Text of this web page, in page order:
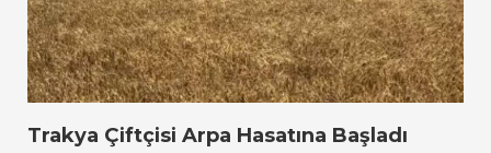
Trakya Çiftçisi Arpa Hasatına Başladı